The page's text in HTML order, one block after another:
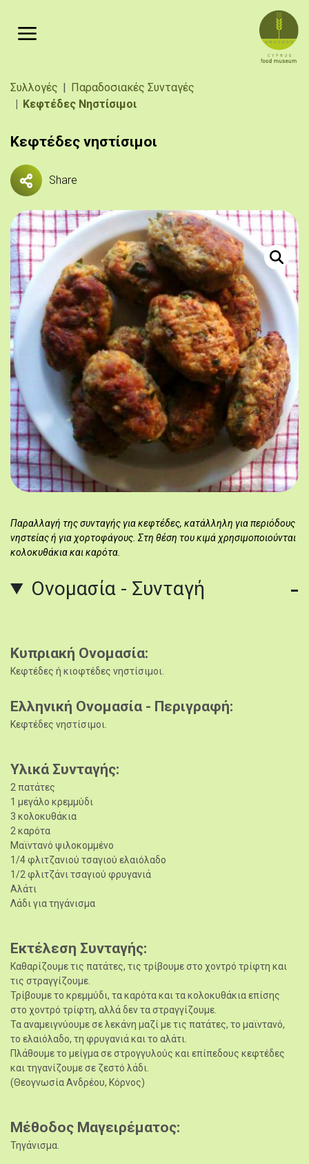
Breadcrumb
Συλλογές
Παραδοσιακές Συνταγές
Κεφτέδες Νηστίσιμοι
Κεφτέδες νηστίσιμοι
Share
Παραλλαγή της συνταγής για κεφτέδες, κατάλληλη για περιόδους
νηστείας ή για χορτοφάγους. Στη θέση του κιμά χρησιμοποιούνται
κολοκυθάκια και καρότα.
Ονομασία - Συνταγή
Κυπριακή Ονομασία
Κεφτέδες ή κιοφτέδες νηστίσιμοι.
Ελληνική Ονομασία - Περιγραφή
Κεφτέδες νηστίσιμοι.
Υλικά Συνταγής
2 πατάτες
1 μεγάλο κρεμμύδι
3 κολοκυθάκια
2 καρότα
Μαϊντανό ψιλοκομμένο
1/4 φλιτζανιού τσαγιού ελαιόλαδο
1/2 φλιτζάνι τσαγιού φρυγανιά
Αλάτι
Λάδι για τηγάνισμα
Εκτέλεση Συνταγής
Καθαρίζουμε τις πατάτες, τις τρίβουμε στο χοντρό τρίφτη και
τις στραγγίζουμε.
Τρίβουμε το κρεμμύδι, τα καρότα και τα κολοκυθάκια επίσης
στο χοντρό τρίφτη, αλλά δεν τα στραγγίζουμε.
Τα αναμειγνύουμε σε λεκάνη μαζί με τις πατάτες, το μαϊντανό,
το ελαιόλαδο, τη φρυγανιά και το αλάτι.
Πλάθουμε το μείγμα σε στρογγυλούς και επίπεδους κεφτέδες
και τηγανίζουμε σε ζεστό λάδι.
(Θεογνωσία Ανδρέου, Κόρνος)
Μέθοδος Μαγειρέματος
Τηγάνισμα.